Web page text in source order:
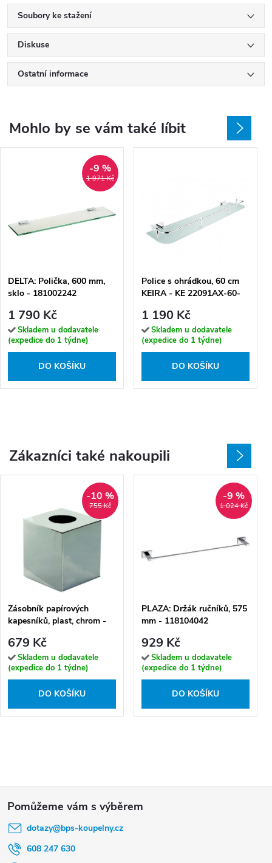
Soubory ke stažení
Diskuse
Ostatní informace
Mohlo by se vám také líbit
1 971 Kč
-9 %
DELTA: Polička, 600 mm,
sklo - 181002242
1 790 Kč
Skladem u dodavatele
(expedice do 1 týdne)
DO KOŠÍKU
Police s ohrádkou, 60 cm
KEIRA - KE 22091AX-60-
1 190 Kč
Skladem u dodavatele
(expedice do 1 týdne)
DO KOŠÍKU
Zákazníci také nakoupili
755 Kč
-10 %
Zásobník papírových
kapesníků, plast, chrom -
679 Kč
Skladem u dodavatele
(expedice do 1 týdne)
DO KOŠÍKU
1 024 Kč
-9 %
PLAZA: Držák ručníků, 575
mm - 118104042
929 Kč
Skladem u dodavatele
(expedice do 1 týdne)
DO KOŠÍKU
dotazy@bps-koupelny.cz
608 247 630